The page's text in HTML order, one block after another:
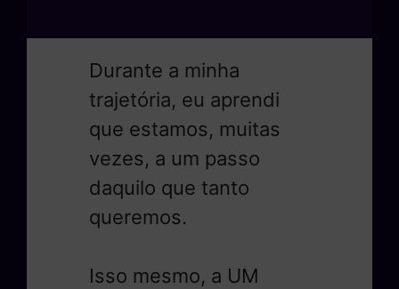
Durante a minha
trajetória, eu aprendi
que estamos, muitas
vezes, a um passo
daquilo que tanto
queremos.
Isso mesmo, a UM